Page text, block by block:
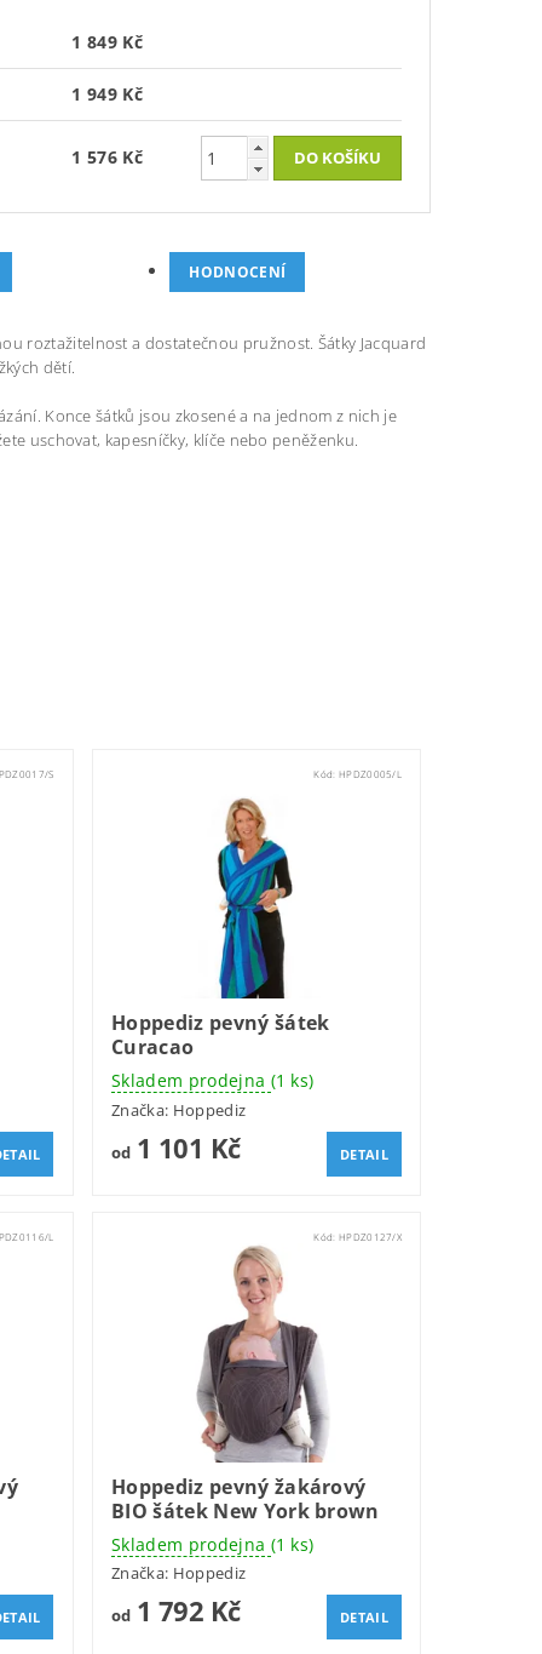
1 849 Kč
1 949 Kč
1 576 Kč
HODNOCENÍ
roztažitelnost a dostatečnou pružnost. Šátky Jacquard
dětí.
Konce šátků jsou zkosené a na jednom z nich je
uschovat, kapesníčky, klíče nebo peněženku.
S Kód: HPDZ0005/L
Hoppediz pevný šátek
Curacao
Skladem prodejna (1 ks)
Značka: Hoppediz
od1 101 Kč DETAIL
L Kód: HPDZ0127/X
Hoppediz pevný žakárový
BIO šátek New York brown
Skladem prodejna (1 ks)
Značka: Hoppediz
od1 792 Kč DETAIL